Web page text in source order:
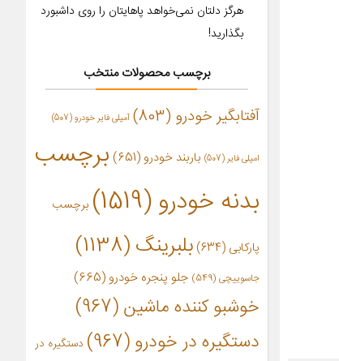
هرگز دلتان نمی‌خواهد پاهایتان را روی داشبورد
بگذارید!
برچسب محصولات منتخب
آفتابگیر خودرو (803) آمپلی فایر خودرو(507)
امپلی فایر (507) باربند خودرو(651)
برچسب
بدنه خودرو(1519) برچسب
پارکابی (634) بلبرینگ(1138)
جاسوییچی (549) جلو پنجره خودرو (665)
خوشبو کننده ماشین(967)
دستگیره در خودرو(967)
دستگیره در